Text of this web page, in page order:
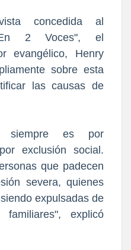
concedida al
2 Voces", el
evangélico, Henry
sobre esta
las causas de
siempre es por
exclusión social.
que padecen
severa, quienes
expulsadas de
explicó